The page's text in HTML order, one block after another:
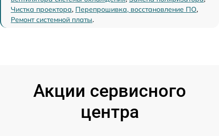
Чистка проектора, Перепрошивка, восстановление ПО,
Ремонт системной платы.
Акции сервисного
центра